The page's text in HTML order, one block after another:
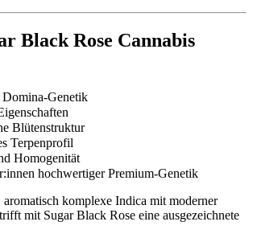
Black Rose Cannabis
Genetik
Blütenstruktur
Terpenprofil
Homogenität
hochwertiger Premium-Genetik
aromatisch komplexe Indica mit moderner
mit Sugar Black Rose eine ausgezeichnete